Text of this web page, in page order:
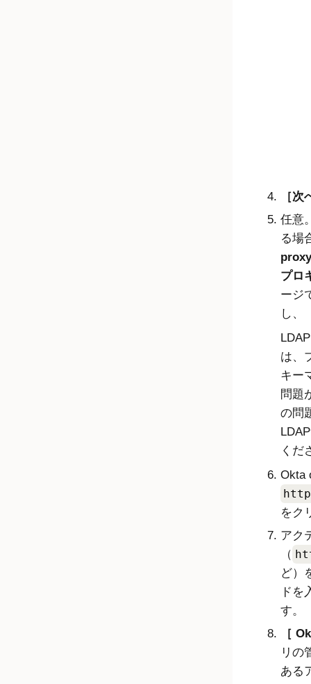
次
任意
る場
プロ
ージ
し、
は、
キー
問題
の問
くだ
Okta
をク
アク
（
ど）
ドを
す。
リの
ある